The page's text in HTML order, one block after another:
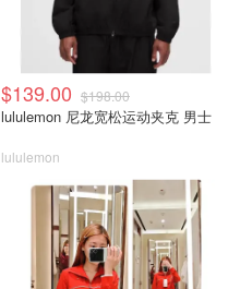
$139.00 $198.00
lululemon 尼龙宽松运动夹克 男士
lululemon